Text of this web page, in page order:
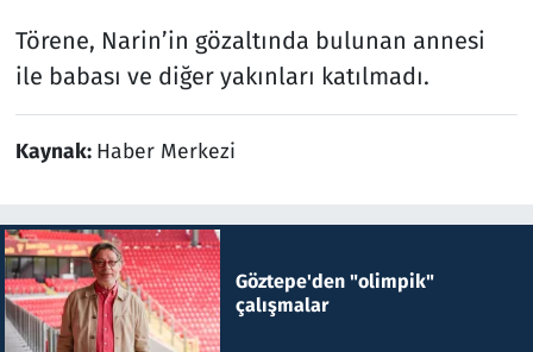
Törene, Narin’in gözaltında bulunan annesi
ile babası ve diğer yakınları katılmadı.
Kaynak: Haber Merkezi
Göztepe'den "olimpik"
çalışmalar